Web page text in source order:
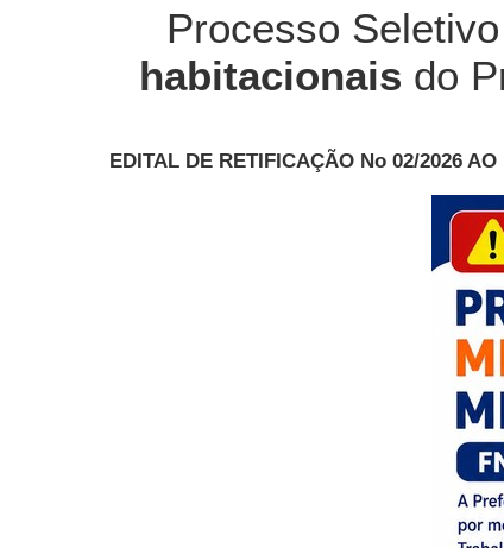
Processo
habitacionais do
EDITAL DE RETIFICAÇÃO No 02/2026